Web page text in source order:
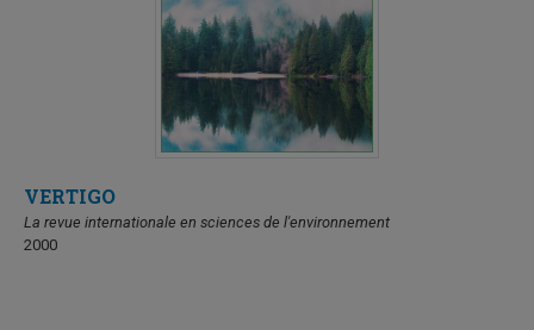
VERTIGO
La revue internationale en sciences de l'environnement
2000